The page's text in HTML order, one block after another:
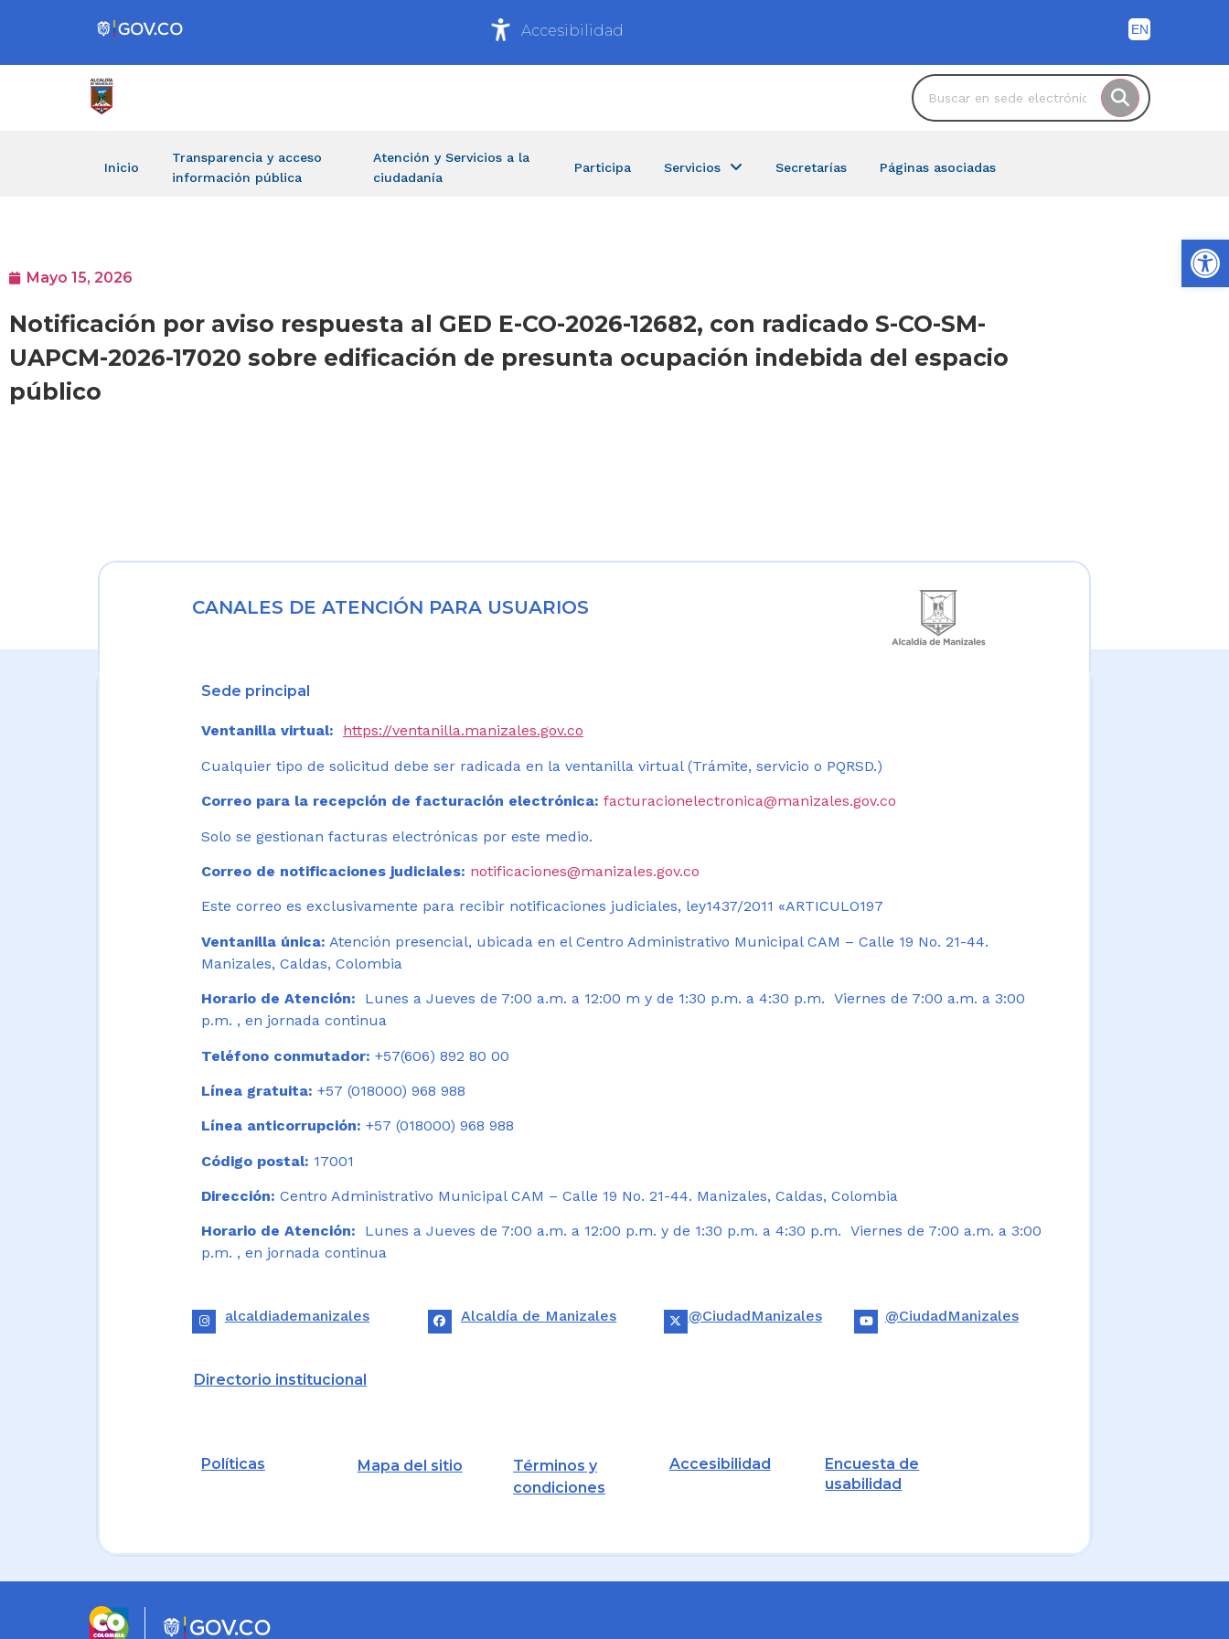
Accesibilidad
Inicio
Transparencia y acceso
información pública
Atención y Servicios a la
ciudadanía
Participa Servicios Secretarías Páginas asociadas
Mayo 15, 2026
Notificación por aviso respuesta al GED E-CO-2026-12682, con radicado S-CO-SM-
UAPCM-2026-17020 sobre edificación de presunta ocupación indebida del espacio
público
CANALES DE ATENCIÓN PARA USUARIOS
Sede principal
Ventanilla virtual: https://ventanilla.manizales.gov.co
Cualquier tipo de solicitud debe ser radicada en la ventanilla virtual (Trámite, servicio o PQRSD.)
Correo para la recepción de facturación electrónica: facturacionelectronica@manizales.gov.co
Solo se gestionan facturas electrónicas por este medio.
Correo de notificaciones judiciales: notificaciones@manizales.gov.co
Este correo es exclusivamente para recibir notificaciones judiciales, ley1437/2011 «ARTICULO197
Ventanilla única: Atención presencial, ubicada en el Centro Administrativo Municipal CAM – Calle 19 No. 21-44.
Manizales, Caldas, Colombia
Horario de Atención:
Lunes a Jueves de 7:00 a.m. a 12:00 m y de 1:30 p.m. a 4:30 p.m. Viernes de 7:00 a.m. a 3:00
p.m. , en jornada continua
Teléfono conmutador: +57(606) 892 80 00
Línea gratuita: +57 (018000) 968 988
Línea anticorrupción: +57 (018000) 968 988
Código postal: 17001
Dirección: Centro Administrativo Municipal CAM – Calle 19 No. 21-44. Manizales, Caldas, Colombia
Horario de Atención: Lunes a Jueves de 7:00 a.m. a 12:00 p.m. y de 1:30 p.m. a 4:30 p.m. Viernes de 7:00 a.m. a 3:00
p.m. , en jornada continua
alcaldiademanizales Alcaldía de Manizales @CiudadManizales @CiudadManizales
Directorio institucional
Políticas Mapa del sitio
Términos y
condiciones
Accesibilidad
Encuesta de
usabilidad